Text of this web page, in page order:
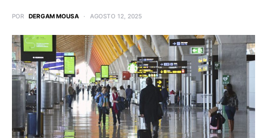
POR DERGAM MOUSA AGOSTO 12, 2025